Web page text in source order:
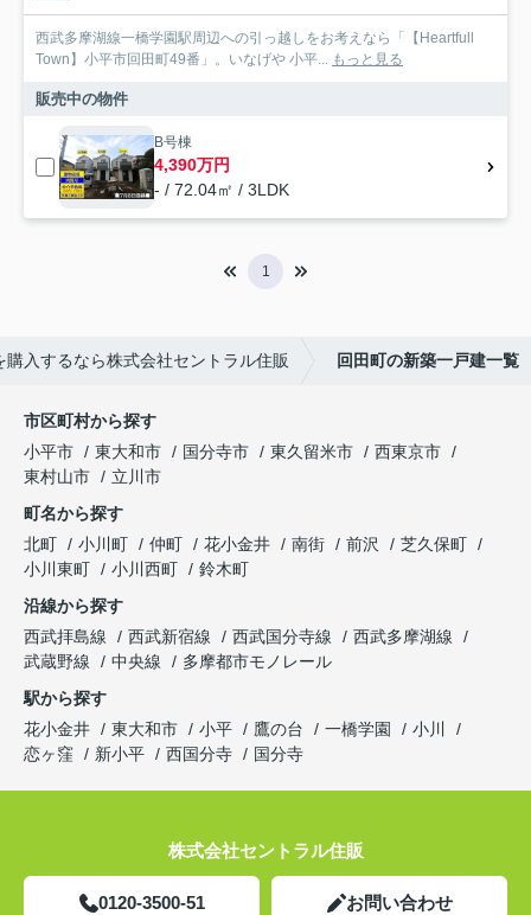
西武多摩湖線一橋学園駅周辺への引っ越しをお考えなら「【Heartfull
Town】小平市回田町49番」。いなげや 小平... もっと見る
販売中の物件
B号棟
4,390万円
- / 72.04㎡ / 3LDK
1
入するなら株式会社セントラル住販 回田町の新築一戸建一覧
市区町村から探す
小平市
東大和市 国分寺市 東久留米市
西東京市
東村山市
立川市
町名から探す
北町
小川町 仲町 花小金井 南街 前沢
芝久保町
小川東町
小川西町
鈴木町
沿線から探す
西武拝島線
西武新宿線 西武国分寺線
西武多摩湖線
武蔵野線
中央線
多摩都市モノレール
駅から探す
花小金井
東大和市 小平 鷹の台 一橋学園
小川
恋ヶ窪
新小平 西国分寺 国分寺
株式会社セントラル住販
0120-3500-51 お問い合わせ